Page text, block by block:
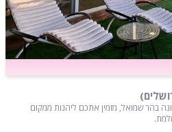
בהר שמואל, מזמין אתכם ליהנות ממקום